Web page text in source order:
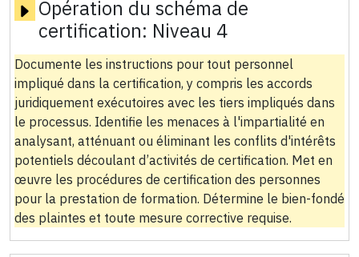
Opération du schéma de
certification: Niveau 4
Documente les instructions pour tout personnel
impliqué dans la certification, y compris les accords
juridiquement exécutoires avec les tiers impliqués dans
le processus. Identifie les menaces à l'impartialité en
analysant, atténuant ou éliminant les conflits d'intérêts
potentiels découlant d’activités de certification. Met en
œuvre les procédures de certification des personnes
pour la prestation de formation. Détermine le bien-fondé
des plaintes et toute mesure corrective requise.